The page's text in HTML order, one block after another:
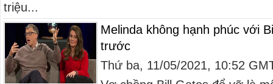
triệu...
Melinda không hạnh phúc với
trước
Thứ ba, 11/05/2021, 10:52